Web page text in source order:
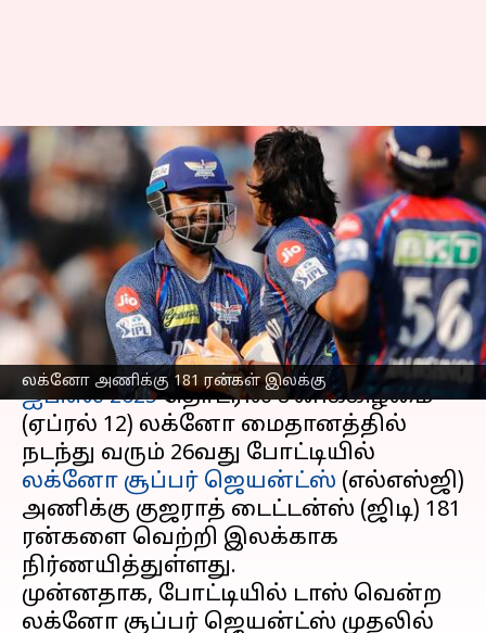
லக்னோ அணிக்கு 181 ரன்கள் இலக்கு
ஐபிஎல் 2025
எல்எஸ்ஜிvsஜிடி: லக்னோ
சூப்பர் ஜெயன்ட்ஸிற்கு 181
ரன்கள் இலக்கு நிர்ணயம்
எழுதியவர் Sekar Chinnappan Apr 12, 2025 05:35 pm
செய்தி முன்னோட்டம்
ஐபிஎல் 2025தொடரில் சனிக்கிழமை
(ஏப்ரல் 12) லக்னோ மைதானத்தில்
நடந்து வரும் 26வது போட்டியில்
லக்னோ சூப்பர் ஜெயன்ட்ஸ் (எல்எஸ்ஜி)
அணிக்கு குஜராத் டைட்டன்ஸ் (ஜிடி) 181
ரன்களை வெற்றி இலக்காக
நிர்ணயித்துள்ளது.
முன்னதாக, போட்டியில் டாஸ் வென்ற
லக்னோ சூப்பர் ஜெயன்ட்ஸ் முதலில்